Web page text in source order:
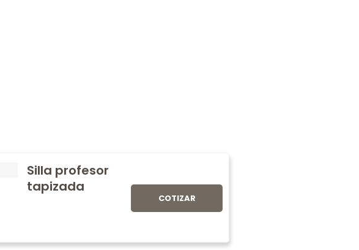
Silla profesor
tapizada
COTIZAR